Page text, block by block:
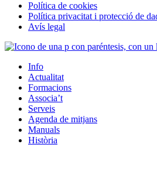
Política de cookies
Política privacitat i protecció de
Avís legal
Info
Actualitat
Formacions
Associa’t
Serveis
Agenda de mitjans
Manuals
Història